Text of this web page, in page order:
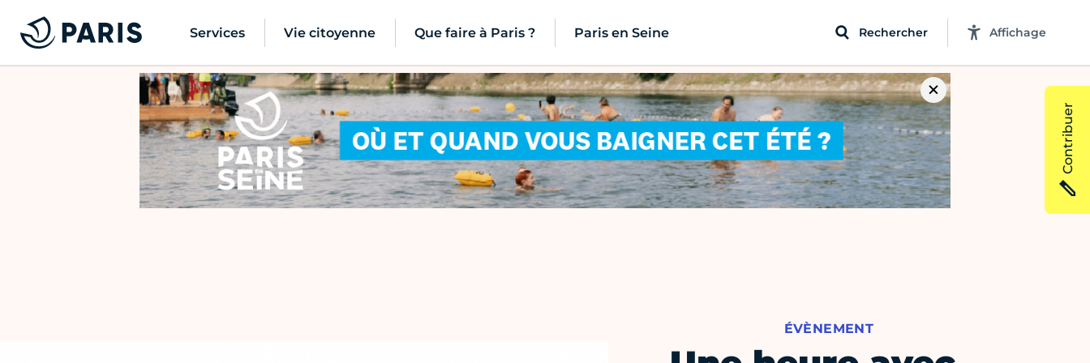
Services Vie citoyenne Que faire à Paris ? Paris en Seine Rechercher Affichage
ÉVÈNEMENT
Contribuer